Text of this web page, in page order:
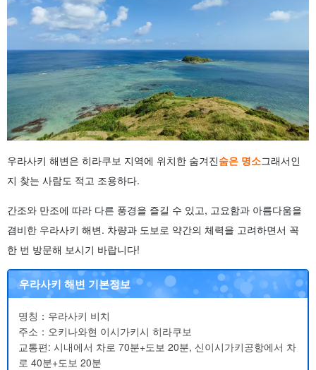
우라사키 해변은 히라쿠보 지역에 위치한 숨겨진숨은 명소그래서인
지 찾는 사람도 적고 조용하다.
간조와 만조에 따라 다른 풍경을 즐길 수 있고, 고요함과 아름다움을
겸비한 우라사키 해변. 차량과 도보로 약간의 체력을 고려하면서 꼭
한 번 방문해 보시기 바랍니다!
우라사키 해변 기본정보
명칭：우라사키 비치
주소：오키나와현 이시가키시 히라쿠보
교통편: 시내에서 차로 70분+도보 20분, 신이시가키공항에서 차
로 40분+도보 20분